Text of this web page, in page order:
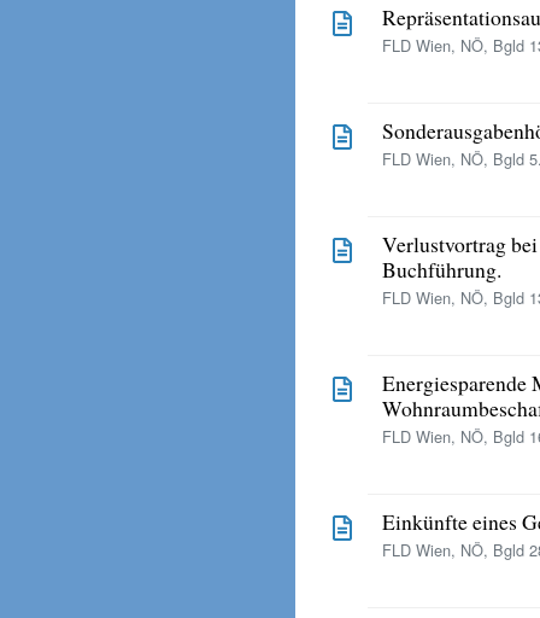
FLD Wien, NÖ, Bgld
FLD Wien, NÖ, Bgld
Verlustvortrag
Buchführung.
FLD Wien, NÖ, Bgld
Energiesparende
FLD Wien, NÖ, Bgld
Einkünfte eines
FLD Wien, NÖ, Bgld